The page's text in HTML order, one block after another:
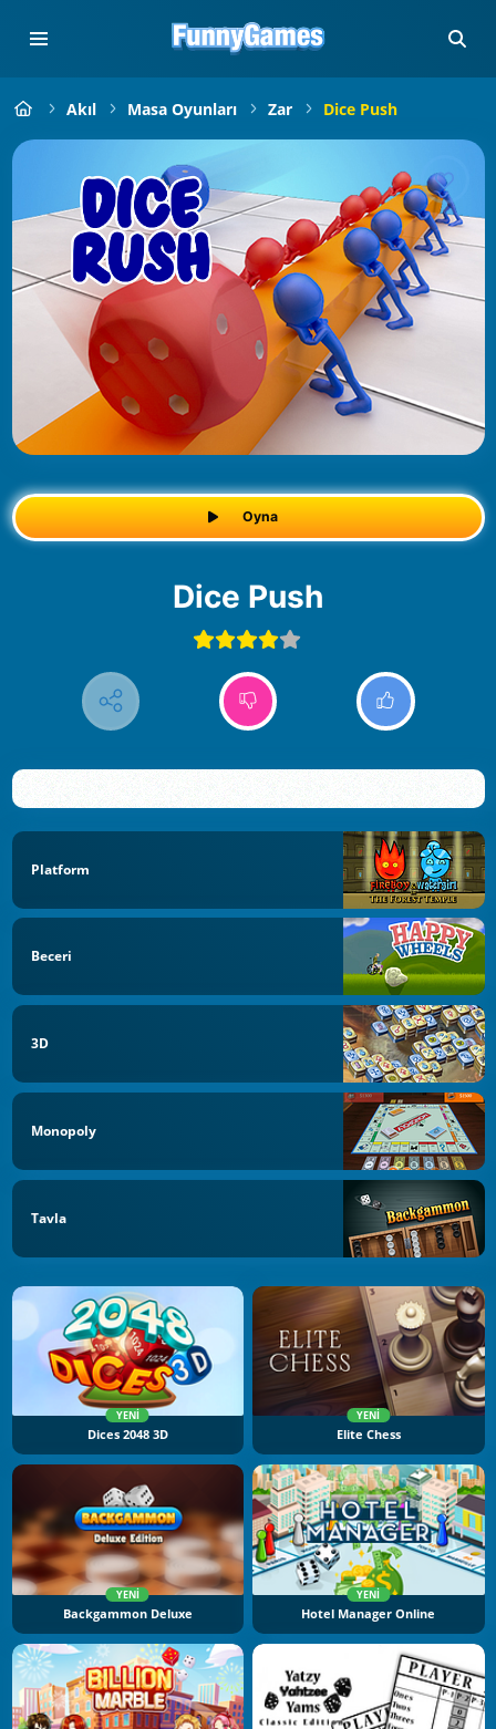
Akıl Masa Oyunları Zar Dice Push
Oyna
Dice Push
Platform
Beceri
3D
Monopoly
Tavla
YENI
Dices 2048 3D
YENI
Elite Chess
YENI
Backgammon Deluxe
YENI
Hotel Manager Online